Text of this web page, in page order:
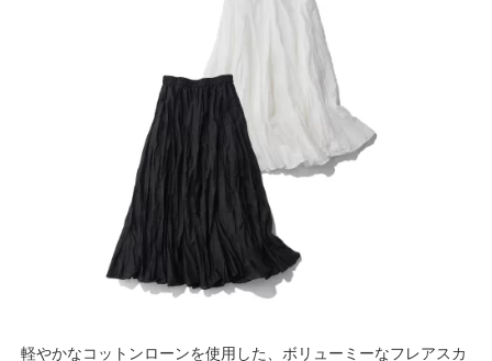
軽やかなコットンローンを使用した、ボリューミーなフレアスカ